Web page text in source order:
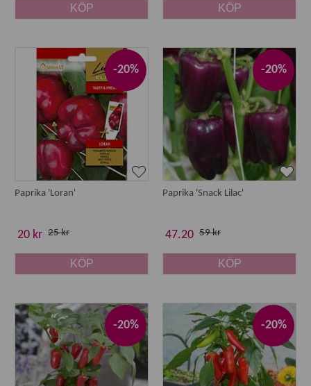
KÖP KÖP
-20%
Paprika 'Loran'
20 kr 25 kr
KÖP
-20%
Paprika 'Snack Lilac'
47.20 59 kr
KÖP
-20% -20%